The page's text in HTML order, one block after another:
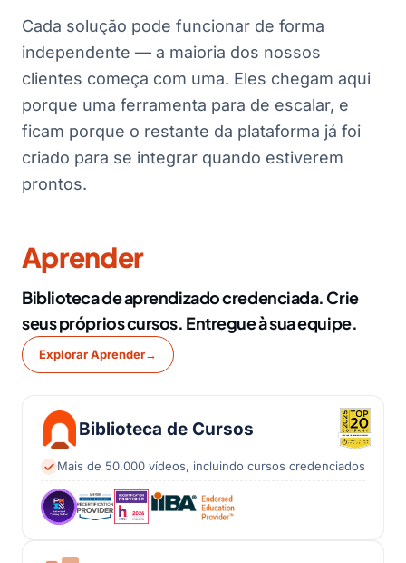
Cada solução pode funcionar de forma
independente — a maioria dos nossos
clientes começa com uma. Eles chegam aqui
porque uma ferramenta para de escalar, e
ficam porque o restante da plataforma já foi
criado para se integrar quando estiverem
prontos.
Aprender
Biblioteca de aprendizado credenciada. Crie
seus próprios cursos. Entregue à sua equipe.
Explorar Aprender→
Biblioteca de Cursos
Mais de 50.000 vídeos, incluindo cursos credenciados